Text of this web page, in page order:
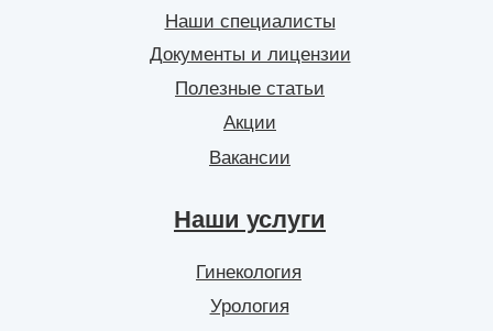
Вакансии
Документы и лицензии
Наши специалисты
Полезные статьи
Акции
Гинекология
Урология
Наши услуги